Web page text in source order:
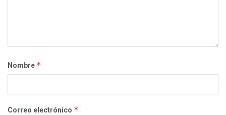
Nombre *
Correo electrónico *